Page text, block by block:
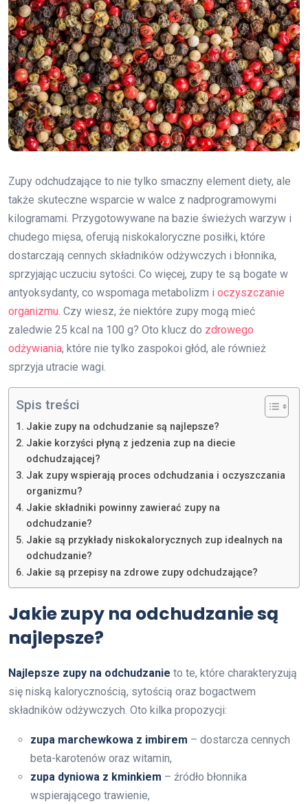
Zupy odchudzające to nie tylko smaczny element diety, ale
także skuteczne wsparcie w walce z nadprogramowymi
kilogramami. Przygotowywane na bazie świeżych warzyw i
chudego mięsa, oferują niskokaloryczne posiłki, które
dostarczają cennych składników odżywczych i błonnika,
sprzyjając uczuciu sytości. Co więcej, zupy te są bogate w
antyoksydanty, co wspomaga metabolizm i oczyszczanie
organizmu . Czy wiesz, że niektóre zupy mogą mieć
zaledwie 25 kcal na 100 g? Oto klucz do zdrowego
odżywiania, które nie tylko zaspokoi głód, ale również
sprzyja utracie wagi.
Spis treści
Jakie zupy na odchudzanie są najlepsze?
Jakie korzyści płyną z jedzenia zup na diecie
odchudzającej?
Jak zupy wspierają proces odchudzania i oczyszczania
organizmu?
Jakie składniki powinny zawierać zupy na
odchudzanie?
Jakie są przykłady niskokalorycznych zup idealnych na
odchudzanie?
Jakie są przepisy na zdrowe zupy odchudzające?
Jakie zupy na odchudzanie są
najlepsze?
Najlepsze zupy na odchudzanie to te, które charakteryzują
się niską kalorycznością, sytością oraz bogactwem
składników odżywczych. Oto kilka propozycji:
zupa marchewkowa z imbirem – dostarcza cennych
beta-karotenów oraz witamin,
zupa dyniowa z kminkiem – źródło błonnika
wspierającego trawienie,